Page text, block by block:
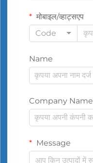
मोबाइल/व्हाट्सएप
Code
Name
Company Name
Message